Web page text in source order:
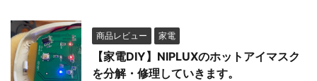
商品レビュー 家電
【家電DIY】NIPLUXのホットアイマスク
を分解・修理していきます。